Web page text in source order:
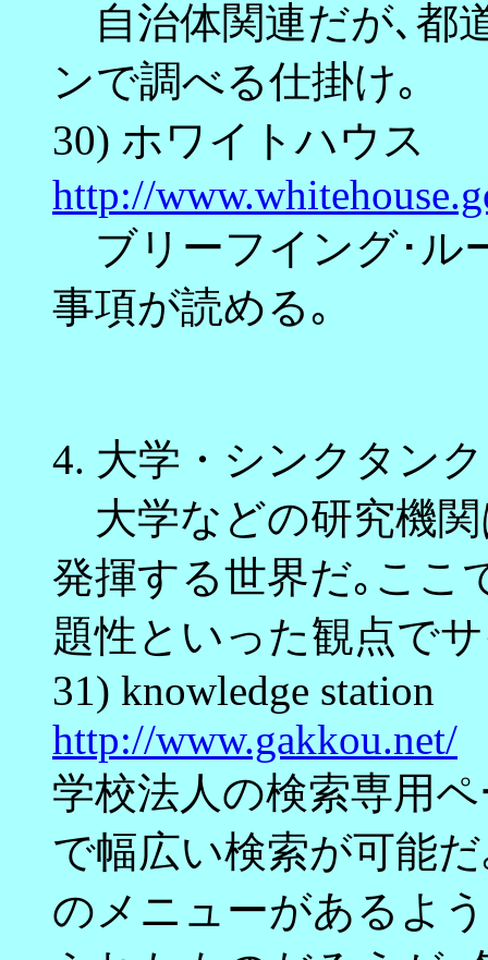
自治体関連だが､都
ンで調べる仕掛け｡
30) ホワイトハウス
http://
ブリーフイング･ル
事項が読める｡
4. 大学・シンクタンク
大学などの研究機
発揮する世界だ｡ここ
題性といった観点で
31) knowledge station
http://www.gakkou.net/
学校法人の検索専用
で幅広い検索が可能
のメニューがあるよ